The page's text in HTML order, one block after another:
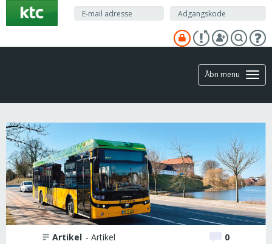
hovedindhold
Åbn menu
Artikel - Artikel 0